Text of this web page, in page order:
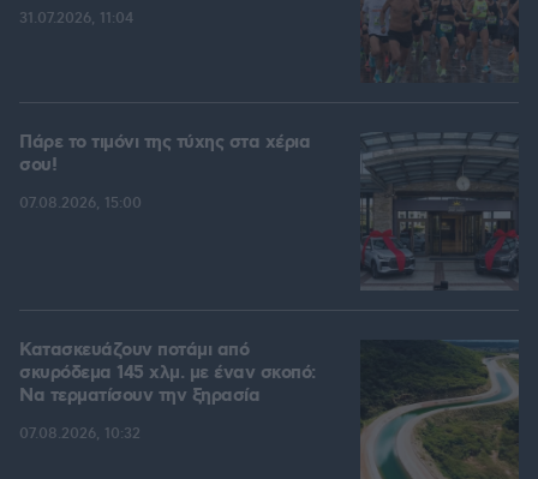
31.07.2026, 11:04
Πάρε το τιμόνι της τύχης στα χέρια
σου!
07.08.2026, 15:00
Κατασκευάζουν ποτάμι από
σκυρόδεμα 145 χλμ. με έναν σκοπό:
Να τερματίσουν την ξηρασία
07.08.2026, 10:32